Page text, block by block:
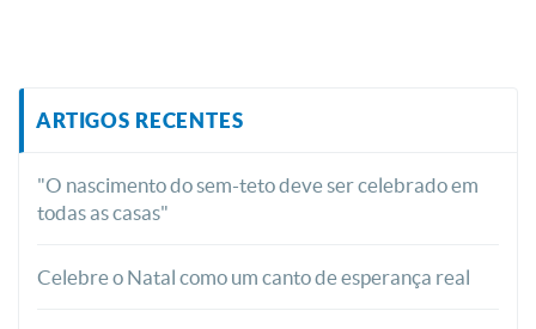
ARTIGOS RECENTES
"O nascimento do sem-teto deve ser celebrado em
todas as casas"
Celebre o Natal como um canto de esperança real